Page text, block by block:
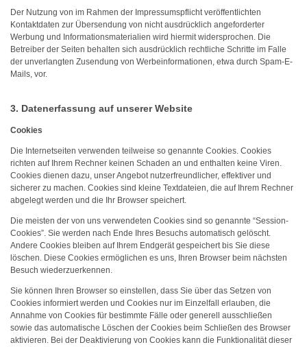
Der Nutzung von im Rahmen der Impressumspflicht veröffentlichten
Kontaktdaten zur Übersendung von nicht ausdrücklich angeforderter
Werbung und Informationsmaterialien wird hiermit widersprochen. Die
Betreiber der Seiten behalten sich ausdrücklich rechtliche Schritte im Falle
der unverlangten Zusendung von Werbeinformationen, etwa durch Spam-E-
Mails, vor.
3. Datenerfassung auf unserer Website
Cookies
Die Internetseiten verwenden teilweise so genannte Cookies. Cookies
richten auf Ihrem Rechner keinen Schaden an und enthalten keine Viren.
Cookies dienen dazu, unser Angebot nutzerfreundlicher, effektiver und
sicherer zu machen. Cookies sind kleine Textdateien, die auf Ihrem Rechner
abgelegt werden und die Ihr Browser speichert.
Die meisten der von uns verwendeten Cookies sind so genannte “Session-
Cookies”. Sie werden nach Ende Ihres Besuchs automatisch gelöscht.
Andere Cookies bleiben auf Ihrem Endgerät gespeichert bis Sie diese
löschen. Diese Cookies ermöglichen es uns, Ihren Browser beim nächsten
Besuch wiederzuerkennen.
Sie können Ihren Browser so einstellen, dass Sie über das Setzen von
Cookies informiert werden und Cookies nur im Einzelfall erlauben, die
Annahme von Cookies für bestimmte Fälle oder generell ausschließen
sowie das automatische Löschen der Cookies beim Schließen des Browser
aktivieren. Bei der Deaktivierung von Cookies kann die Funktionalität dieser